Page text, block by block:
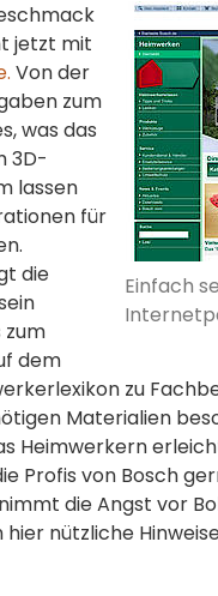
Einfach
jetzt mit
Von der
zum
was das
3D-
lassen
für
die
zum
dem
zu
Materialien
Heimwerkern
Profis von Bosch
die Angst vor
nützliche